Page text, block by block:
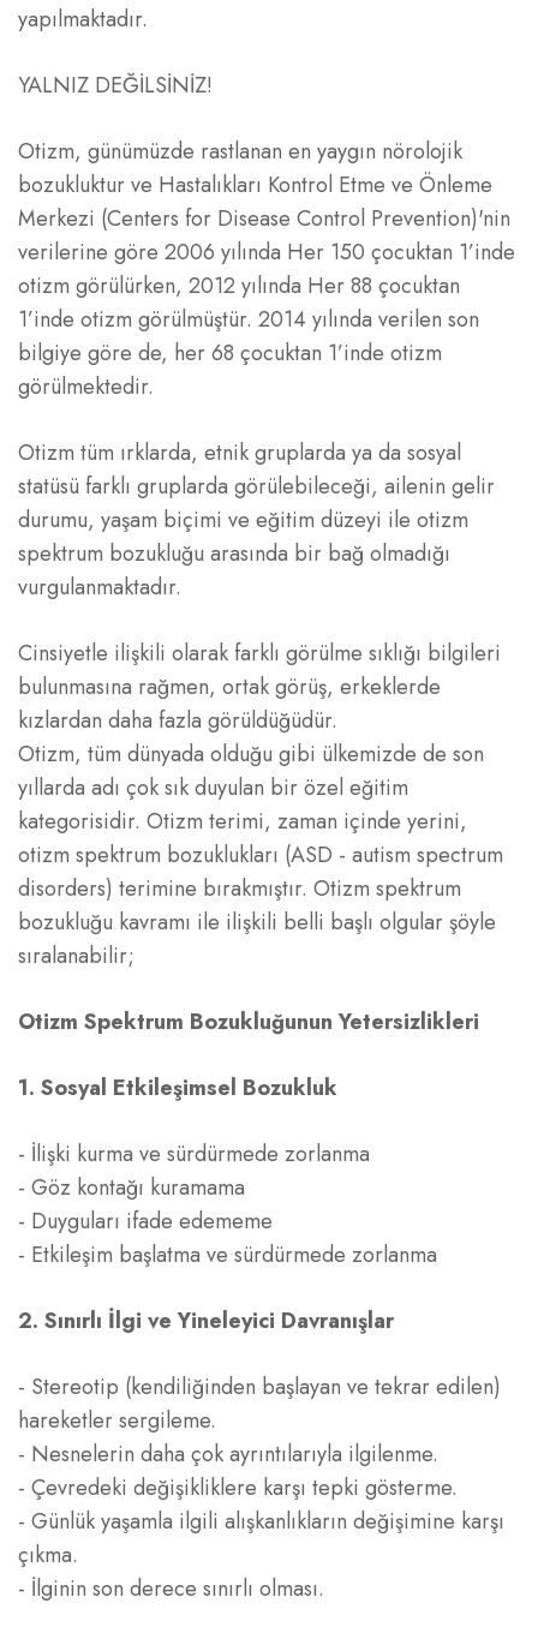
yapılmaktadır.
YALNIZ DEĞİLSİNİZ!
Otizm, günümüzde rastlanan en yaygın nörolojik
bozukluktur ve Hastalıkları Kontrol Etme ve Önleme
Merkezi (Centers for Disease Control Prevention)'nin
verilerine göre 2006 yılında Her 150 çocuktan 1’inde
otizm görülürken, 2012 yılında Her 88 çocuktan
1’inde otizm görülmüştür. 2014 yılında verilen son
bilgiye göre de, her 68 çocuktan 1’inde otizm
görülmektedir.
Otizm tüm ırklarda, etnik gruplarda ya da sosyal
statüsü farklı gruplarda görülebileceği, ailenin gelir
durumu, yaşam biçimi ve eğitim düzeyi ile otizm
spektrum bozukluğu arasında bir bağ olmadığı
vurgulanmaktadır.
Cinsiyetle ilişkili olarak farklı görülme sıklığı bilgileri
bulunmasına rağmen, ortak görüş, erkeklerde
kızlardan daha fazla görüldüğüdür.
Otizm, tüm dünyada olduğu gibi ülkemizde de son
yıllarda adı çok sık duyulan bir özel eğitim
kategorisidir. Otizm terimi, zaman içinde yerini,
otizm spektrum bozuklukları (ASD - autism spectrum
disorders) terimine bırakmıştır. Otizm spektrum
bozukluğu kavramı ile ilişkili belli başlı olgular şöyle
sıralanabilir;
Otizm Spektrum Bozukluğunun Yetersizlikleri
1. Sosyal Etkileşimsel Bozukluk
- İlişki kurma ve sürdürmede zorlanma
- Göz kontağı kuramama
- Duyguları ifade edememe
- Etkileşim başlatma ve sürdürmede zorlanma
2. Sınırlı İlgi ve Yineleyici Davranışlar
- Stereotip (kendiliğinden başlayan ve tekrar edilen)
hareketler sergileme.
- Nesnelerin daha çok ayrıntılarıyla ilgilenme.
- Çevredeki değişikliklere karşı tepki gösterme.
- Günlük yaşamla ilgili alışkanlıkların değişimine karşı
çıkma.
- İlginin son derece sınırlı olması.